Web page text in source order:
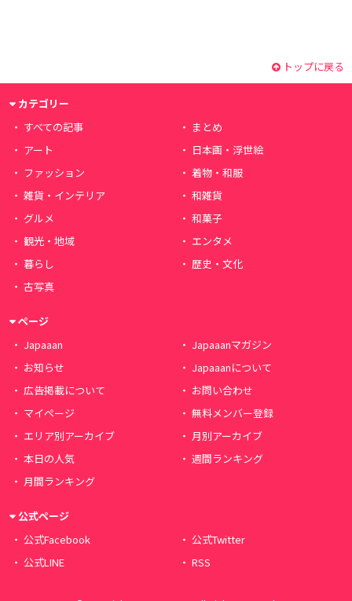
トップに戻る
カテゴリー
すべての記事
まとめ
アート
日本画・浮世絵
ファッション
着物・和服
雑貨・インテリア
和雑貨
グルメ
和菓子
観光・地域
エンタメ
暮らし
歴史・文化
古写真
ページ
Japaaan
Japaaanマガジン
お知らせ
Japaaanについて
広告掲載について
お問い合わせ
マイページ
無料メンバー登録
エリア別アーカイブ
月別アーカイブ
本日の人気
週間ランキング
月間ランキング
公式ページ
公式Facebook
公式Twitter
公式LINE
RSS